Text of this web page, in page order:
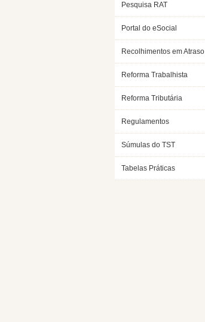
Pesquisa RAT
Portal do eSocial
Recolhimentos em Atraso
Reforma Trabalhista
Reforma Tributária
Regulamentos
Súmulas do TST
Tabelas Práticas